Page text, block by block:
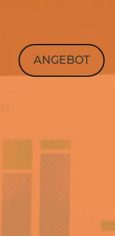
ANGEBOT
/ TIPPS